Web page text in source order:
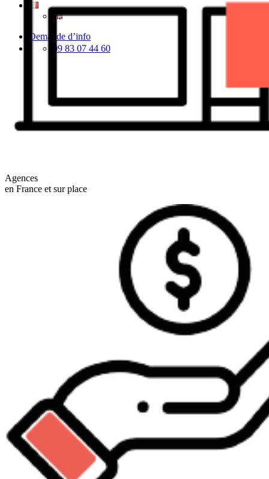
Demande d’info
09 83 07 44 60
Agences
en France et sur place